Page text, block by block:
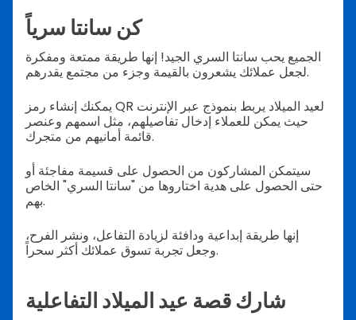
كن سانتا سرياً
الجميع يحب سانتا السري الجيد! إنها طريقة ممتعة ومفكرة
لجعل عملائك يشعرون بالقيمة وجزء من مجتمع يقدرهم.
يمكنك إنشاء رمز QR لعيد الميلاد يربط بنموذج عبر الإنترنت
حيث يمكن للعملاء إدخال تفاصيلهم، مثل اسمهم وعنصر
قائمة أمانيهم من متجرك.
سيتمكن المشاركون من الحصول على قسيمة مفاجئة أو
حتى الحصول على هدية اختاروها من "سانتا السري" الخاص
بهم.
إنها طريقة إبداعية ودافئة لزيادة التفاعل، ونشر الفرح،
وجعل تجربة تسوق عملائك أكثر سحراً.
شارك قصة عيد الميلاد التفاعلية